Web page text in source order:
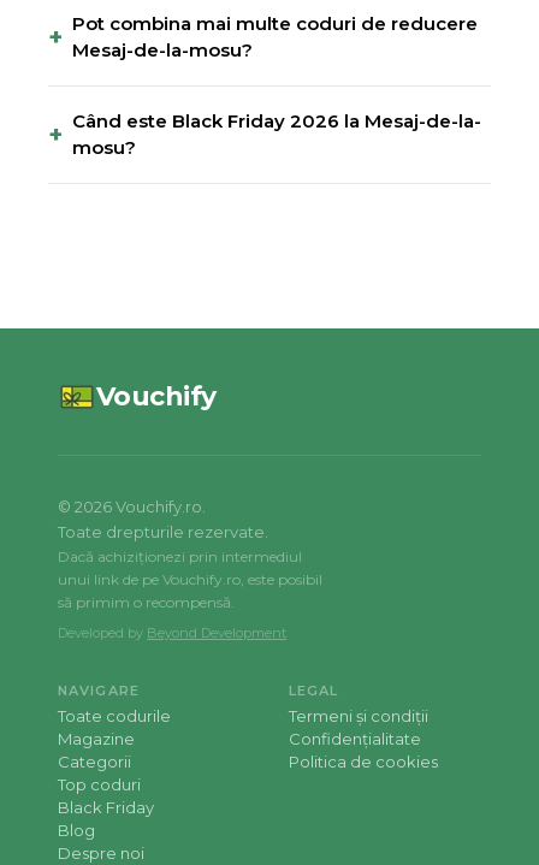
+ Pot combina mai multe coduri de reducere
Mesaj-de-la-mosu?
+ Când este Black Friday 2026 la Mesaj-de-la-
mosu?
Vouchify
© 2026Vouchify.ro.
Toate drepturile rezervate.
Dacă achiziționezi prin intermediul
unui link de pe Vouchify.ro, este posibil
să primim o recompensă.
Developed by Beyond Development
NAVIGARE
Toate codurile
Magazine
Categorii
Top coduri
Black Friday
Blog
Despre noi
LEGAL
Termeni și condiții
Confidențialitate
Politica de cookies